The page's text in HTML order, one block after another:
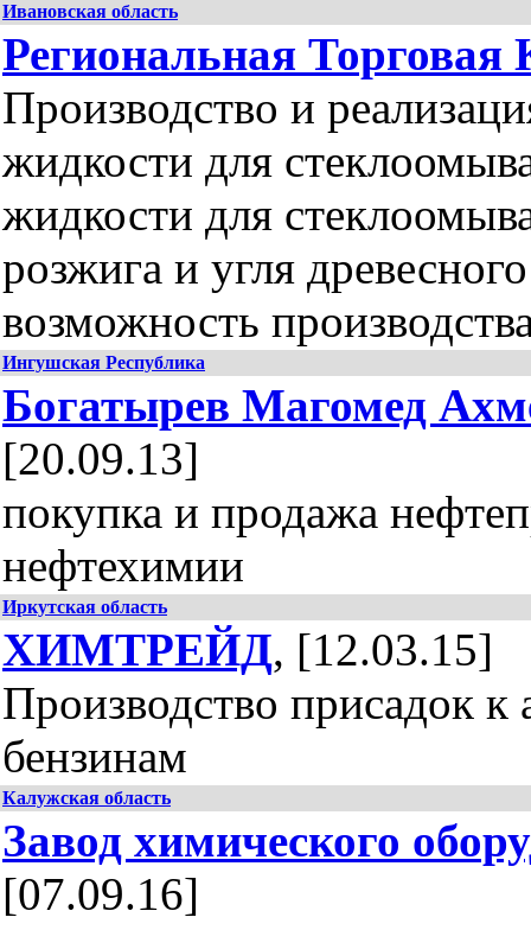
Ивановская область
Региональная Торговая
Производство и
жидкости для
жидкости для
розжига и угля
возможность
Ингушская Республика
Богатырев Магомед
[20.09.13]
покупка и продажа
нефтехимии
Иркутская область
ХИМТРЕЙД, [12.03.15]
Производство присадок
бензинам
Калужская область
Завод химического
[07.09.16]